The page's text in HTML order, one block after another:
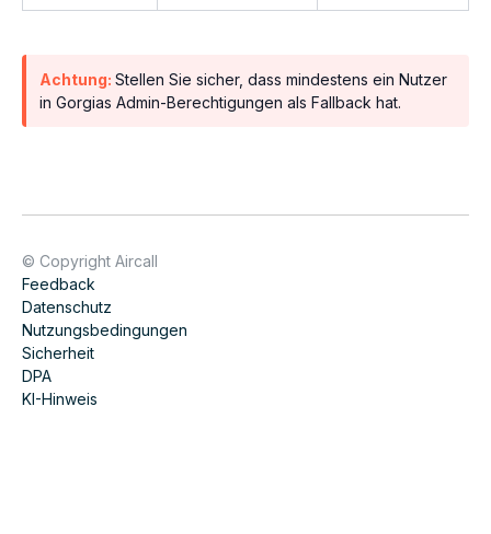
Achtung: Stellen Sie sicher, dass mindestens ein Nutzer
in Gorgias Admin-Berechtigungen als Fallback hat.
© Copyright Aircall
Feedback
Datenschutz
Nutzungsbedingungen
Sicherheit
DPA
KI-Hinweis